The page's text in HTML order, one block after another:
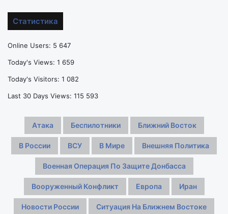
жизни
Месси
Статистика
Online Users: 5 647
Today's Views: 1 659
Today's Visitors: 1 082
Last 30 Days Views: 115 593
Атака Беспилотники Ближний Восток
В России ВСУ В Мире Внешняя Политика
Военная Операция По Защите Донбасса
Вооруженный Конфликт Европа Иран
Новости России Ситуация На Ближнем Востоке